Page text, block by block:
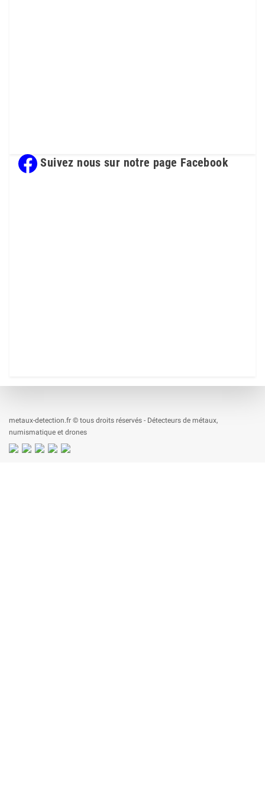
Suivez nous sur notre page Facebook
metaux-detection.fr © tous droits réservés - Détecteurs de métaux,
numismatique et drones